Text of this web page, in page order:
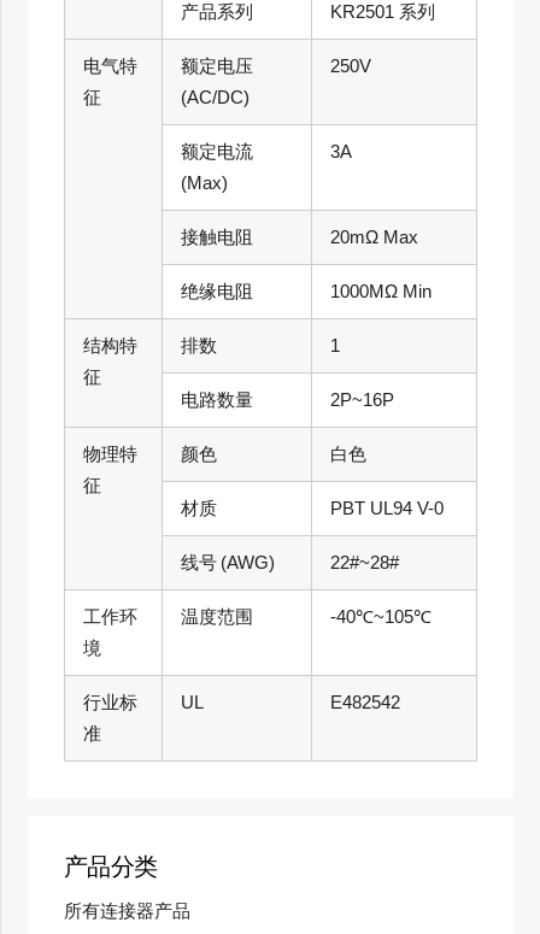
产品系列 KR2501 系列
电气特
征
额定电压
(AC/DC)
250V
额定电流
(Max)
3A
接触电阻 20mΩ Max
绝缘电阻 1000MΩ Min
结构特
征
排数 1
电路数量 2P~16P
物理特
征
颜色 白色
材质 PBT UL94 V-0
线号 (AWG) 22#~28#
工作环
境
温度范围 -40℃~105℃
行业标
准
UL E482542
产品分类
所有连接器产品